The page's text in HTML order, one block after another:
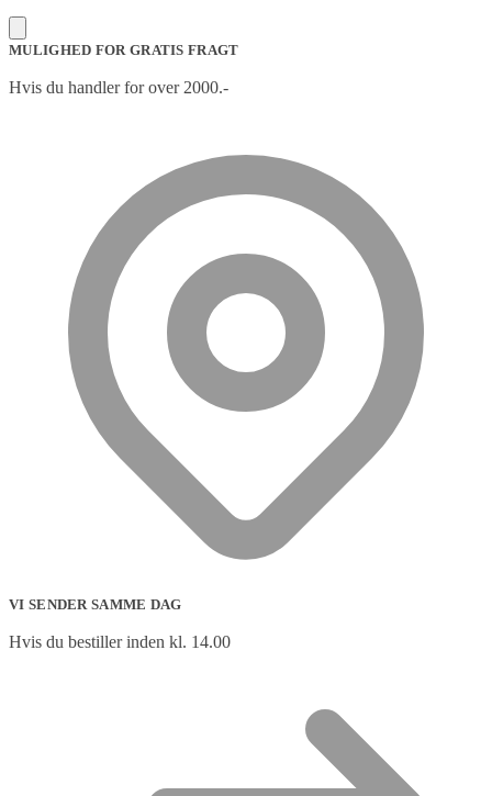
MULIGHED FOR GRATIS FRAGT
Hvis du handler for over 2000.-
VI SENDER SAMME DAG
Hvis du bestiller inden kl. 14.00